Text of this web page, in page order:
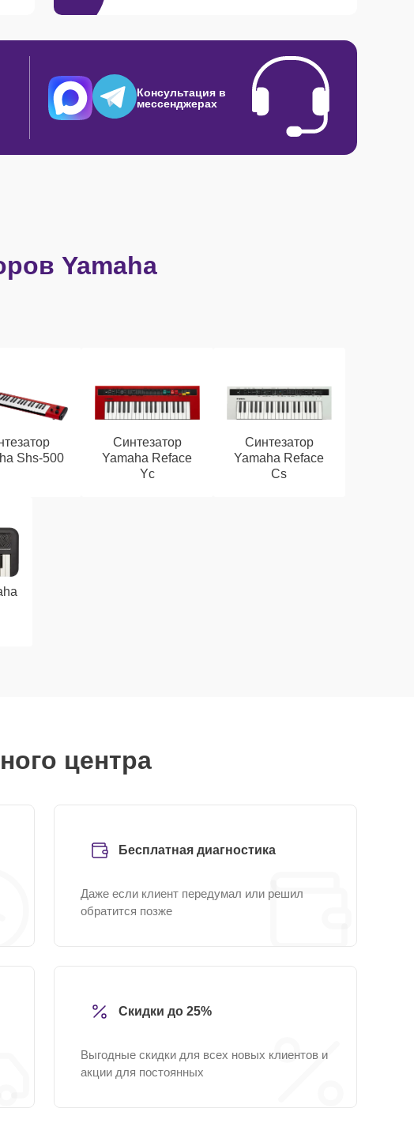
Консультация в
мессенджерах
Yamaha
Shs-500
Синтезатор
Yamaha Reface
Yc
Синтезатор
Yamaha Reface
Cs
центра
Бесплатная диагностика
Даже если клиент передумал или решил
обратится позже
Скидки до 25%
Выгодные скидки для всех новых клиентов и
акции для постоянных